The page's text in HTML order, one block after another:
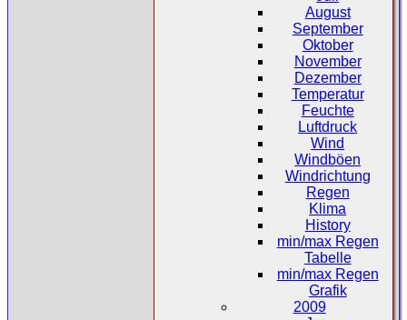
August
September
Oktober
November
Dezember
Temperatur
Feuchte
Luftdruck
Wind
Windböen
Windrichtung
Regen
Klima
History
min/max Regen
Tabelle
min/max Regen
Grafik
2009